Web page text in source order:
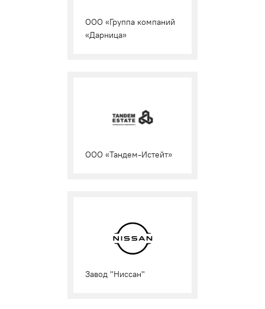
ООО «Группа компаний
«Дарница»
ООО «Тандем-Истейт»
Завод "Ниссан"